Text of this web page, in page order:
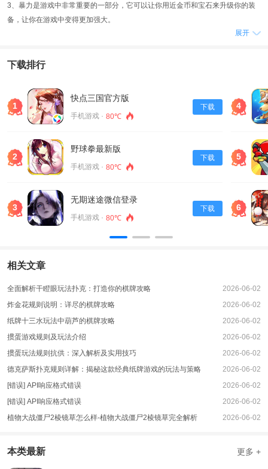
3、暴力是游戏中非常重要的一部分，它可以让你用近金币和宝石来升级你的装
备，让你在游戏中变得更加强大。
实。
3、而且游戏的成长性也非常强，你可以通过不断地升级和进阶来提升自己的实
游戏优点
1、游戏的画风十分有趣，音效也非常逼真，让你在游戏中可以享受到完美的游
戏体验。
中不断地挑战自己。
3、游戏中有着各种各样的装备，包括武器、护甲、附魔等等，你可以通过不断
地收集和升级来提升自己的实力。
1、而最推荐大家使用的就是“树枝”，因为它玩起来十分顺手，而且可以根据玩家
2、游戏中的割草体验也非常不错，你可以操控土豆兄弟满地图移动走位，收割
一波波敌人，完成你的割草操作，成功闯关吧。
3、而且实战过程中收获的材料也是很多了，这样就有了更多的机会去抽取其他
的树枝，让你在游戏中变得更加强大。
展开
下载排行
1
快点三国官方版
手机游戏 · 80℃
下载
2
野球拳最新版
手机游戏 · 80℃
下载
3
无期迷途微信登录
手机游戏 · 80℃
下载
4
5
6
相关文章
全面解析干瞪眼玩法扑克：打造你的棋牌攻略
2026-06-02
炸金花规则说明：详尽的棋牌攻略
2026-06-02
纸牌十三水玩法中葫芦的棋牌攻略
2026-06-02
掼蛋游戏规则及玩法介绍
2026-06-02
掼蛋玩法规则抗供：深入解析及实用技巧
2026-06-02
德克萨斯扑克规则详解：揭秘这款经典纸牌游戏的玩法与策略
2026-06-02
[错误] API响应格式错误
2026-06-02
[错误] API响应格式错误
2026-06-02
植物大战僵尸2棱镜草怎么样-植物大战僵尸2棱镜草完全解析
2026-06-02
本类最新 更多 +